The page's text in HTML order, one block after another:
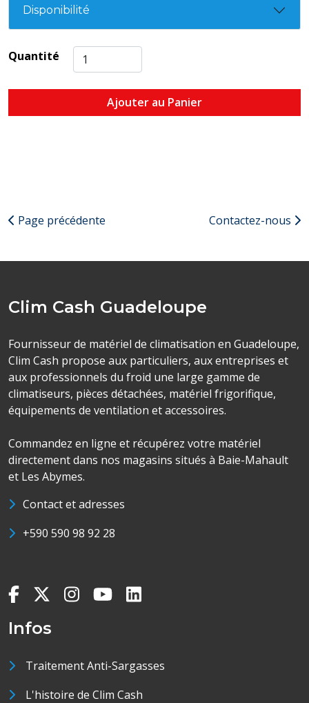
Disponibilité
Quantité
Ajouter au Panier
Page précédente Contactez-nous
Clim Cash Guadeloupe
Fournisseur de matériel de climatisation en Guadeloupe,
Clim Cash propose aux particuliers, aux entreprises et
aux professionnels du froid une large gamme de
climatiseurs, pièces détachées, matériel frigorifique,
équipements de ventilation et accessoires.
Commandez en ligne et récupérez votre matériel
directement dans nos magasins situés à Baie-Mahault
et Les Abymes.
Contact et adresses
+590 590 98 92 28
Infos
Traitement Anti-Sargasses
L'histoire de Clim Cash